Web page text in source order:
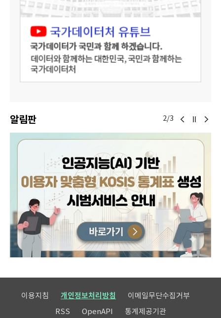
알림판 2/3
이용지침 개인정보처리방침
이메일무단수집거부
RSS
OpenAPI 통계제공기관